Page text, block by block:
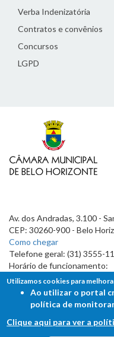
Verba Indenizatória
Contratos e convênios
Concursos
LGPD
Av. dos Andradas, 3.100 -
CEP: 30260-900 - Belo
Como chegar
Telefone geral: (31) 3555-
Horário de funcionamento:
7h às 19h
Utilizamos cookies para
Ao utilizar o portal
política de
Clique aqui para ver a